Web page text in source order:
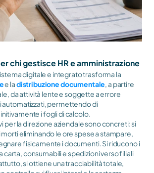
chi gestisce HR e amministrazione
e la distribuzione documentale, a partire
da attività lente e soggette a errore
automatizzati, permettendo di
i fogli di calcolo.
per la direzione aziendale sono concreti: si
eliminando le ore spese a stampare,
fisicamente i documenti. Si riducono i
carta, consumabili e spedizioni verso filiali
si ottiene una tracciabilità totale,